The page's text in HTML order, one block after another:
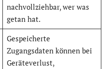
nachvollziehbar, wer was
getan hat.
Gespeicherte
Zugangsdaten können bei
Geräteverlust,